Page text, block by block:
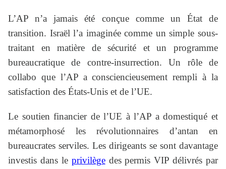
L’AP n’a jamais été conçue comme un État de
transition. Israël l’a imaginée comme un simple sous-
traitant en matière de sécurité et un programme
bureaucratique de contre-insurrection. Un rôle de
collabo que l’AP a consciencieusement rempli à la
satisfaction des États-Unis et de l’UE.
Le soutien financier de l’UE à l’AP a domestiqué et
métamorphosé les révolutionnaires d’antan en
bureaucrates serviles. Les dirigeants se sont davantage
investis dans le privilègedes permis VIP délivrés par